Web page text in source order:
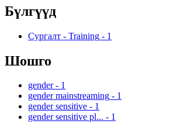
Бүлгүүд
Сургалт - Training - 1
Шошго
gender - 1
gender mainstreaming - 1
gender sensitive - 1
gender sensitive pl... - 1